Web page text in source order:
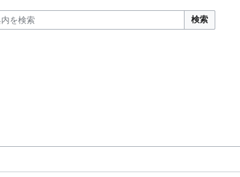
検索